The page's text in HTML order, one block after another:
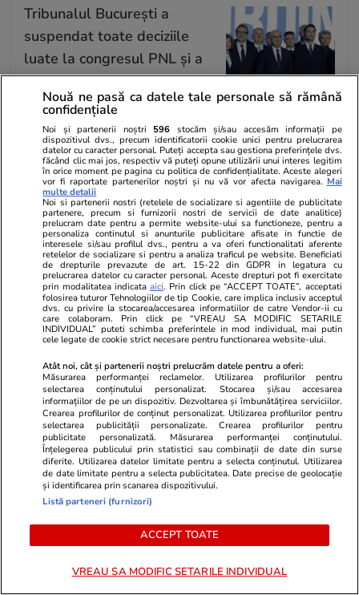
Tribunalul București a
suspendat toate deciziile
luate la congresul PNL și a
dat câștig de cauză taberei
puciștilor. Ce soluții mai are
tabăra Bolojan
PARTENERI
Adevarul.ro
Noua Dacia Striker i-a cucerit
pe britanicii de la Top Gear:
„Pare să ofere multe pentru
puțin”
Fanatik.ro
Scandalul
Vitebsk –
1-4: „Băi,
PARTENERI
Nouă ne pasă ca datele tale personale să rămână
confidențiale
Noi și partenerii noștri 596 stocăm și/sau accesăm informații pe
dispozitivul dvs., precum identificatorii cookie unici pentru prelucrarea
datelor cu caracter personal. Puteți accepta sau gestiona preferințele dvs.
făcând clic mai jos, respectiv vă puteți opune utilizării unui interes legitim
în orice moment pe pagina cu politica de confidențialitate. Aceste alegeri
vor fi raportate partenerilor noștri și nu vă vor afecta navigarea. Mai
multe detalii
Noi si partenerii nostri (retelele de socializare si agentiile de publicitate
partenere, precum si furnizorii nostri de servicii de date analitice)
prelucram date pentru a permite website-ului sa functioneze, pentru a
personaliza continutul si anunturile publicitare afisate in functie de
interesele si/sau profilul dvs., pentru a va oferi functionalitati aferente
retelelor de socializare si pentru a analiza traficul pe website. Beneficiati
de drepturile prevazute de art. 15-22 din GDPR in legatura cu
prelucrarea datelor cu caracter personal. Aceste drepturi pot fi exercitate
prin modalitatea indicataaici. Prin click pe “ACCEPT TOATE”, acceptati
folosirea tuturor Tehnologiilor de tip Cookie, care implica inclusiv acceptul
dvs. cu privire la stocarea/accesarea informatiilor de catre Vendor-ii cu
care colaboram. Prin click pe “VREAU SA MODIFIC SETARILE
INDIVIDUAL” puteti schimba preferintele in mod individual, mai putin
cele legate de cookie strict necesare pentru functionarea website-ului.
Atât noi, cât și partenerii noștri prelucrăm datele pentru a oferi:
Măsurarea performanței reclamelor. Utilizarea profilurilor pentru
selectarea conținutului personalizat. Stocarea și/sau accesarea
informațiilor de pe un dispozitiv. Dezvoltarea și îmbunătățirea serviciilor.
Crearea profilurilor de conținut personalizat. Utilizarea profilurilor pentru
selectarea publicității personalizate. Crearea profilurilor pentru
publicitate personalizată. Măsurarea performanței conținutului.
Înțelegerea publicului prin statistici sau combinații de date din surse
diferite. Utilizarea datelor limitate pentru a selecta conținutul. Utilizarea
de date limitate pentru a selecta publicitatea. Date precise de geolocație
și identificarea prin scanarea dispozitivului.
Listă parteneri (furnizori)
ACCEPT TOATE
VREAU SA MODIFIC SETARILE INDIVIDUAL